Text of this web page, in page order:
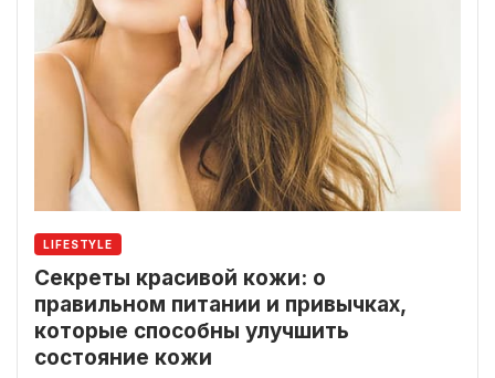
LIFESTYLE
Секреты красивой кожи: о
правильном питании и привычках,
которые способны улучшить
состояние кожи